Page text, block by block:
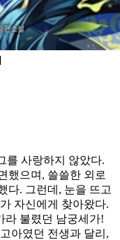
를 사랑하지 않았다.
했으며, 쓸쓸한 외로
다. 그런데, 눈을 뜨고
자신에게 찾아왔다.
라 불렸던 남궁세가!
아였던 전생과 달리,